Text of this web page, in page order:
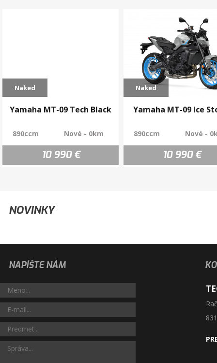
Naked
Yamaha MT-09 Tech Black
890ccm Nové - 0km
10 990 €
Naked
Yamaha MT-09 Ice
890ccm Nové -
10 990 €
Street
Yamaha R3
321ccm
Naked
Yamaha MT-09 SP
Nové -
NOVINKY
NAPÍŠTE NÁM